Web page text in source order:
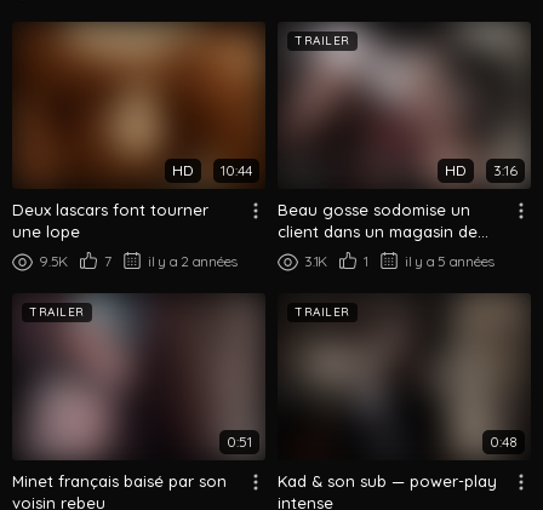
HD 10:44
Deux lascars font tourner
une lope
9.5K 7 il y a 2 années
TRAILER
HD 3:16
Beau gosse sodomise un
client dans un magasin de
skets3.1K 1 il y a 5 années
TRAILER
0:51
Minet français baisé par son
voisin rebeu
TRAILER
0:48
Kad & son sub — power-play
intense